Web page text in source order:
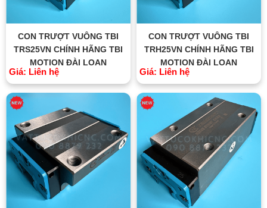
CON TRƯỢT VUÔNG TBI
TRS25VN CHÍNH HÃNG TBI
MOTION ĐÀI LOAN
Giá: Liên hệ
CON TRƯỢT VUÔNG TBI
TRH25VN CHÍNH HÃNG TBI
MOTION ĐÀI LOAN
Giá: Liên hệ